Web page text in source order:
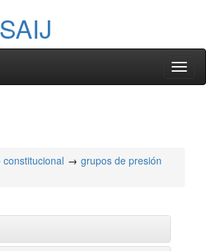
constitucional
grupos de presión